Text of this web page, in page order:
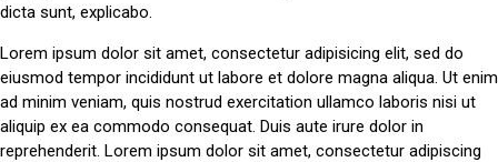
dicta sunt, explicabo.
Lorem ipsum dolor sit amet, consectetur adipisicing elit, sed do
eiusmod tempor incididunt ut labore et dolore magna aliqua. Ut enim
ad minim veniam, quis nostrud exercitation ullamco laboris nisi ut
aliquip ex ea commodo consequat. Duis aute irure dolor in
reprehenderit. Lorem ipsum dolor sit amet, consectetur adipiscing